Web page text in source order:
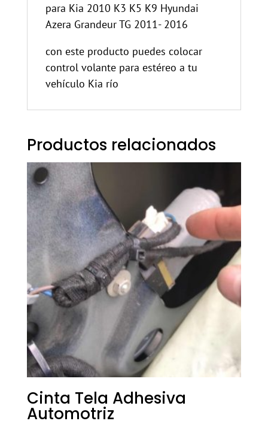
para Kia 2010 K3 K5 K9 Hyundai
Azera Grandeur TG 2011- 2016
con este producto puedes colocar
control volante para estéreo a tu
vehículo Kia río
Productos relacionados
Cinta Tela Adhesiva
Automotriz